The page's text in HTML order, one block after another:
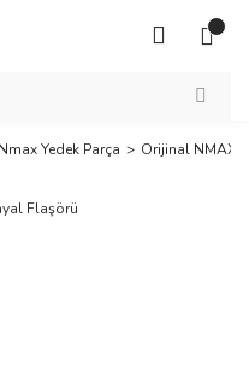
Nmax Yedek Parça Orijinal NMAX